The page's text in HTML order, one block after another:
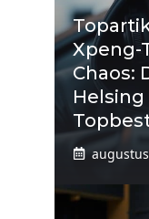
Xpeng-
Chaos:
Helsing